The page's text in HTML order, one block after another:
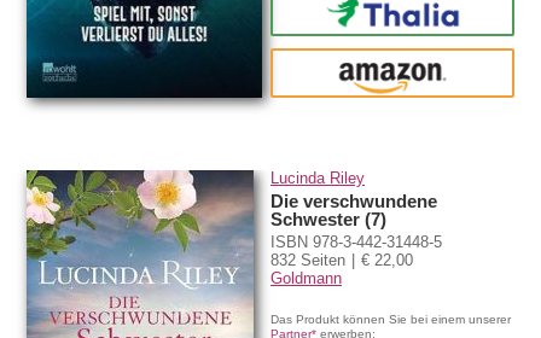
Thalia
amazon
Lucinda Riley
Die verschwundene
Schwester (7)
ISBN 978-3-442-31448-5
832 Seiten
€ 22,00
Goldmann
Das Produkt können Sie bei einem unserer
Partner* erwerben: